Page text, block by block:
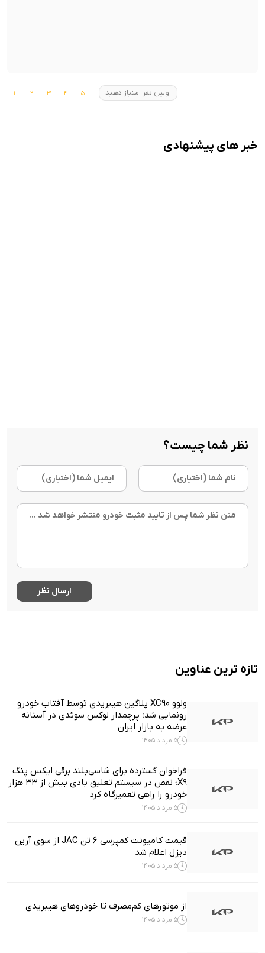
اولین نفر امتیاز دهید
خبر های پیشنهادی
نظر شما چیست؟
تازه ترین عناوین
ولوو XC90 پلاگین هیبریدی توسط آفتاب خودرو
رونمایی شد؛ پرچمدار لوکس سوئدی در آستانه
عرضه به بازار ایران
5 مرداد 1405
فراخوان گسترده برای شاسی‌بلند برقی ایکس پنگ
X9؛ نقص در سیستم تعلیق بادی بیش از ۳۳ هزار
خودرو را راهی تعمیرگاه کرد‌
5 مرداد 1405
قیمت کامیونت کمپرسی ۶ تن JAC از سوی آرین
دیزل اعلام شد
5 مرداد 1405
از موتورهای کم‌مصرف تا خودروهای هیبریدی
5 مرداد 1405